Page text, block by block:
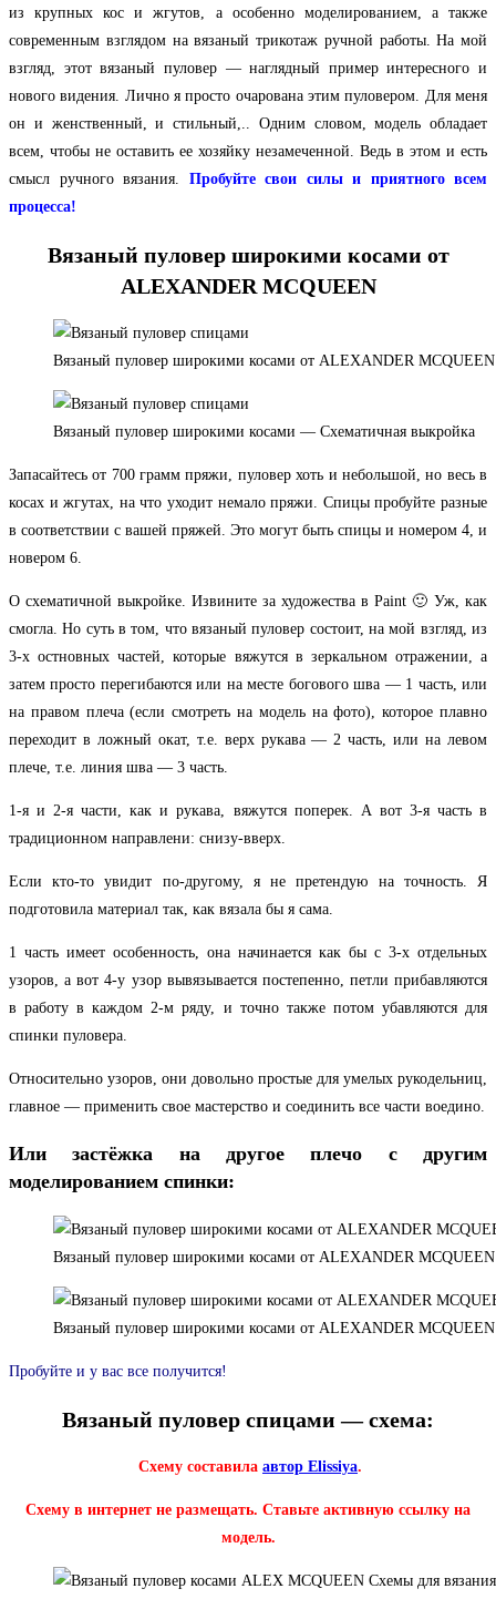
из крупных кос и жгутов, а особенно моделированием, а также
современным взглядом на вязаный трикотаж ручной работы. На мой
взгляд, этот вязаный пуловер — наглядный пример интересного и
нового видения. Лично я просто очарована этим пуловером. Для меня
он и женственный, и стильный,.. Одним словом, модель обладает
всем, чтобы не оставить ее хозяйку незамеченной. Ведь в этом и есть
смысл ручного вязания. Пробуйте свои силы и приятного всем
процесса!
Вязаный пуловер широкими косами от
ALEXANDER MCQUEEN
Вязаный пуловер широкими косами от ALEXANDER MCQUEEN
Вязаный пуловер широкими косами — Схематичная выкройка
Запасайтесь от 700 грамм пряжи, пуловер хоть и небольшой, но весь в
косах и жгутах, на что уходит немало пряжи. Спицы пробуйте разные
в соответствии с вашей пряжей. Это могут быть спицы и номером 4, и
новером 6.
О схематичной выкройке. Извините за художества в Paint 🙂 Уж, как
смогла. Но суть в том, что вязаный пуловер состоит, на мой взгляд, из
3-х остновных частей, которые вяжутся в зеркальном отражении, а
затем просто перегибаются или на месте богового шва — 1 часть, или
на правом плеча (если смотреть на модель на фото), которое плавно
переходит в ложный окат, т.е. верх рукава — 2 часть, или на левом
плече, т.е. линия шва — 3 часть.
1-я и 2-я части, как и рукава, вяжутся поперек. А вот 3-я часть в
традиционном направлени: снизу-вверх.
Если кто-то увидит по-другому, я не претендую на точность. Я
подготовила материал так, как вязала бы я сама.
1 часть имеет особенность, она начинается как бы с 3-х отдельных
узоров, а вот 4-у узор вывязывается постепенно, петли прибавляются
в работу в каждом 2-м ряду, и точно также потом убавляются для
спинки пуловера.
Относительно узоров, они довольно простые для умелых рукодельниц,
главное — применить свое мастерство и соединить все части воедино.
Или застёжка на другое плечо с другим
моделированием спинки:
Вязаный пуловер широкими косами от ALEXANDER MCQUEEN
Вязаный пуловер широкими косами от ALEXANDER MCQUEEN
Пробуйте и у вас все получится!
Вязаный пуловер спицами — схема:
Схему составила автор Elissiya.
Схему в интернет не размещать. Ставьте активную ссылку на
модель.